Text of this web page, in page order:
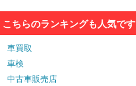
こちらのランキングも人気です
車買取
車検
中古車販売店